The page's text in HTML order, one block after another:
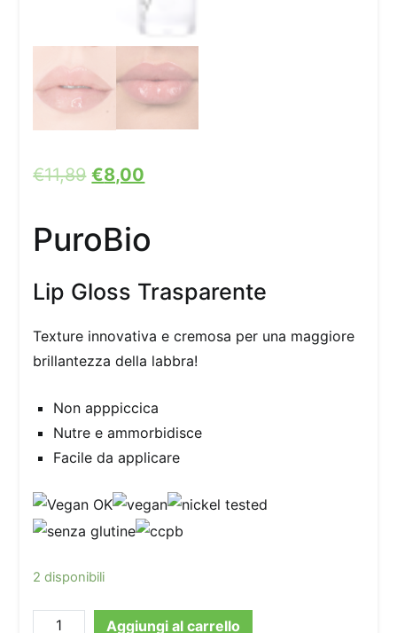
€11,89 €8,00
PuroBio
Lip Gloss Trasparente
Texture innovativa e cremosa per una maggiore
brillantezza della labbra!
Non apppiccica
Nutre e ammorbidisce
Facile da applicare
2 disponibili
PuroBio
Aggiungi al carrello